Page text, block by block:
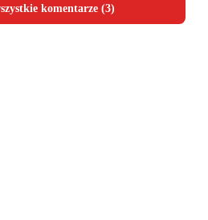
komentarze (3)